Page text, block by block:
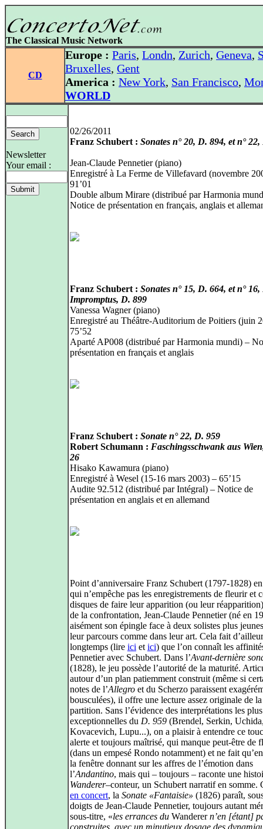
The Classical Music Network
CD
Europe : Paris, Londn, Zurich, Geneva,
Bruxelles, Gent
America : New York, San Francisco,
WORLD
Newsletter
Your email :
02/26/2011
Franz Schubert : Sonates n° 20, D. 894, et n°
Jean-Claude Pennetier (piano)
Enregistré à La Ferme de Villefavard (novembre
91’01
Double album Mirare (distribué par Harmonia
Notice de présentation en français, anglais et
Franz Schubert : Sonates n° 15, D. 664, et n°
Impromptus, D. 899
Vanessa Wagner (piano)
Enregistré au Théâtre-Auditorium de Poitiers (juin
75’52
Aparté AP008 (distribué par Harmonia mundi) –
présentation en français et anglais
Franz Schubert : Sonate n° 22, D. 959
Robert Schumann : Faschingsschwank aus
26
Hisako Kawamura (piano)
Enregistré à Wesel (15-16 mars 2003) – 65’15
Audite 92.512 (distribué par Intégral) – Notice de
présentation en anglais et en allemand
Point d’anniversaire Franz Schubert (1797-1828)
qui n’empêche pas les enregistrements de fleurir et
disques de faire leur apparition (ou leur
de la confrontation, Jean-Claude Pennetier (né en
aisément son épingle face à deux solistes plus
leur parcours comme dans leur art. Cela fait
longtemps (lire ici et ici) que l’on connaît les
Pennetier avec Schubert. Dans l’Avant-dernière
(1828), le jeu possède l’autorité de la maturité.
autour d’un plan patiemment construit (même si
notes de l’Allegro et du Scherzo paraissent
bousculées), il offre une lecture assez originale de la
partition. Sans l’évidence des interprétations les plus
exceptionnelles du D. 959 (Brendel, Serkin,
Kovacevich, Lupu...), on a plaisir à entendre ce
alerte et toujours maîtrisé, qui manque peut-être de
(dans un empesé Rondo notamment) et ne fait
la fenêtre donnant sur les affres de l’émotion dans
l’Andantino, mais qui – toujours – raconte une
Wanderer–conteur, un Schubert narratif en somme.
en concert, la Sonate «Fantaisie» (1826) paraît,
doigts de Jean-Claude Pennetier, toujours autant
sous-titre, «les errances du Wanderern’en [étant]
construites, avec un minutieux dosage des